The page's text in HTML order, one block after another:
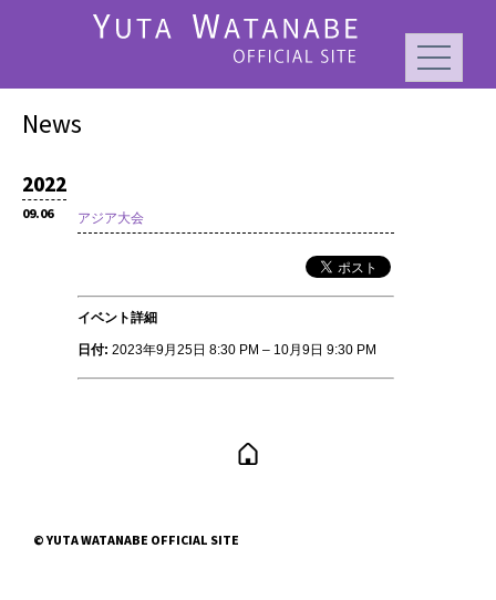
News
2022
09.06 アジア大会
イベント詳細
日付: 2023年9月25日 8:30 PM – 10月9日 9:30 PM
© YUTA WATANABE OFFICIAL SITE